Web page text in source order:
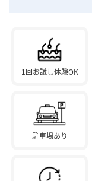
1回お試し体験OK
駐車場あり